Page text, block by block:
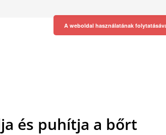
és puhítja a bőrt
A weboldal használatának